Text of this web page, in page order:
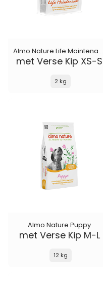
Almo Nature Life Maintenance
met Verse Kip XS-S
2 kg
Almo Nature Puppy
met Verse Kip M-L
12 kg